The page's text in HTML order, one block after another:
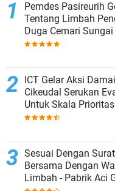
Pemdes Pasireurih
Tentang Limbah
Duga Cemari
Kesepakatan Tutup
ICT Gelar Aksi
Cikeudal Serukan Evaluasi APBD 9,49 M
Untuk Skala
Dasar Masyarakat
Sesuai Dengan
Bersama Dengan
Limbah - Pabrik Aci